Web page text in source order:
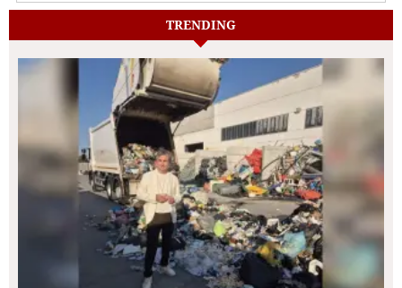
TRENDING